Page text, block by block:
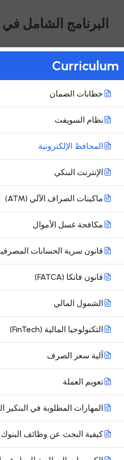
دورة تحول الأصول
الاعتمادات المستندية
خطابات الضمان
نظام السويفت
المحافظ الإلكترونية
الإنترنت البنكي
ماكينات الصراف الآلي (ATM)
مكافحة غسل الأموال
قانون سرية الحسابات
قانون فاتكا (FATCA)
الشمول المالي
التكنولوجيا المالية (FinTech)
آلية سعر الصرف
تعويم العملة
المهارات المطلوبة في البنكير
كيفية البحث عن وظائف البنوك
البرنامج الشامل
Curriculum